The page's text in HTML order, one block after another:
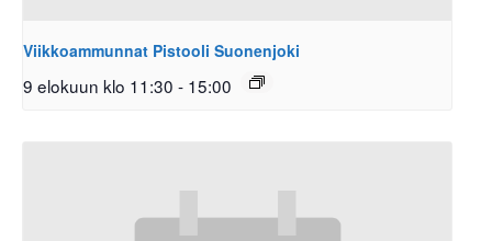
Viikkoammunnat Pistooli Suonenjoki
9 elokuun klo 11:30 - 15:00